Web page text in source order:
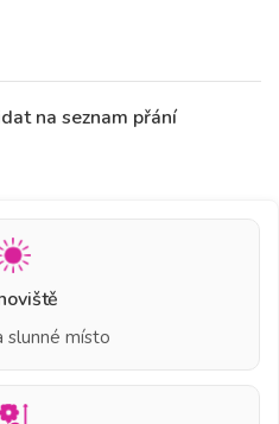
na seznam přání
slunné místo